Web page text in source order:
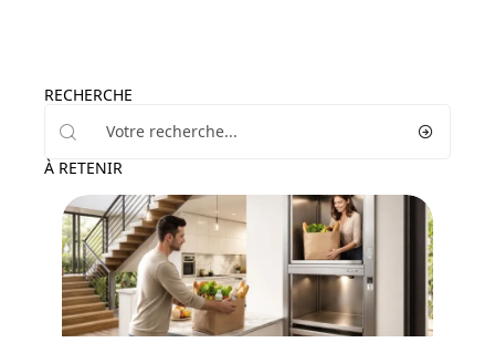
RECHERCHE
À RETENIR
Maison